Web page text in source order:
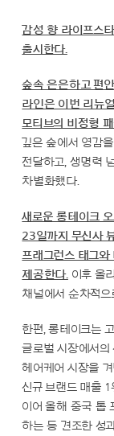
감성 향 라이프스
출시한다.
숲속 은은하고 편
라인은 이번 리뉴
모티브의 비정형
깊은 숲에서 영감
전달하고, 생명력
차별화했다.
새로운 롱테이크
23일까지 무신사
프래그런스 태그
제공한다.이후 올
채널에서 순차적
한편, 롱테이크는
글로벌 시장에서의
헤어케어 시장을
신규 브랜드 매출 1
이어 올해 중국 톱
하는 등 견조한 성